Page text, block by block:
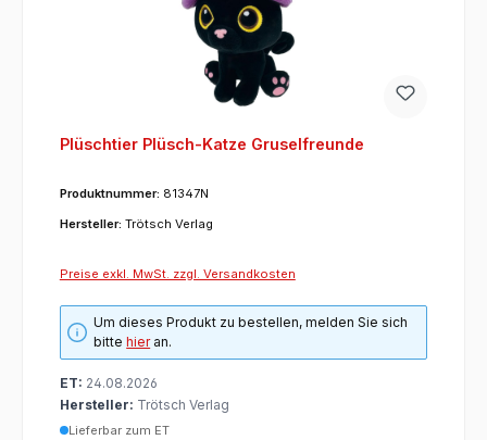
Plüschtier Plüsch-Katze Gruselfreunde
Produktnummer: 81347N
Hersteller: Trötsch Verlag
Preise exkl. MwSt. zzgl. Versandkosten
Um dieses Produkt zu bestellen, melden Sie sich
bittehieran.
ET: 24.08.2026
Hersteller: Trötsch Verlag
Lieferbar zum ET